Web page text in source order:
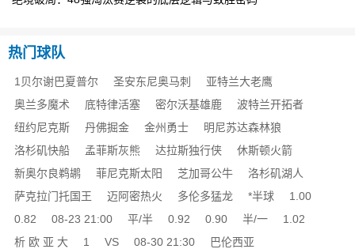
热门球队
1贝尔谢巴夏普尔 圣安东尼奥马刺
亚特兰大老鹰
奥兰多魔术
底特律活塞 密尔沃基雄鹿
波特兰开拓者
纽约尼克斯
丹佛掘金 金州勇士
明尼苏达森林狼
洛杉矶快船
孟菲斯灰熊 达拉斯独行侠
休斯顿火箭
新奥尔良鹈鹕
菲尼克斯太阳 芝加哥公牛
洛杉矶湖人
萨克拉门托国王
迈阿密热火 多伦多猛龙 *半球
1.00
0.82
08-23 21:00 平/半 0.92 0.90 半/一
1.02
析 欧 亚 大
1 VS 08-30 21:30
巴伦西亚